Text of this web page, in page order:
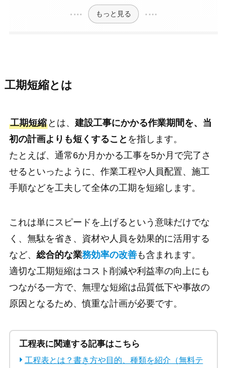
もっと見る
工期短縮とは
工期短縮とは、 建設工事にかかる作業期間を、当
初の計画よりも短くすること を指します。
たとえば、通常6か月かかる工事を5か月で完了さ
せるといったように、作業工程や人員配置、施工
手順などを工夫して全体の工期を短縮します。
これは単にスピードを上げるという意味だけでな
く、無駄を省き、資材や人員を効果的に活用する
など、 総合的な業務効率の改善も含まれます。
適切な工期短縮はコスト削減や利益率の向上にも
つながる一方で、無理な短縮は品質低下や事故の
原因となるため、慎重な計画が必要です。
工程表に関連する記事はこちら
工程表とは？書き方や目的、種類を紹介（無料テ